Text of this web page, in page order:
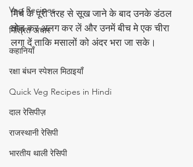
Veg Recipes
मिश्रित अचार
कहानियाँ
रक्षा बंधन स्पेशल मिठाइयाँ
Quick Veg Recipes in Hindi
दाल रेसिपीज़
राजस्थानी रेसिपी
भारतीय थाली रेसिपी
मिर्च के पूरी तरह से सूख जाने के बाद उनके डंठल
तोड़ कर अलग कर लें और उनमें बीच मे एक चीरा
लगा दें ताकि मसालों को अंदर भरा जा सके।